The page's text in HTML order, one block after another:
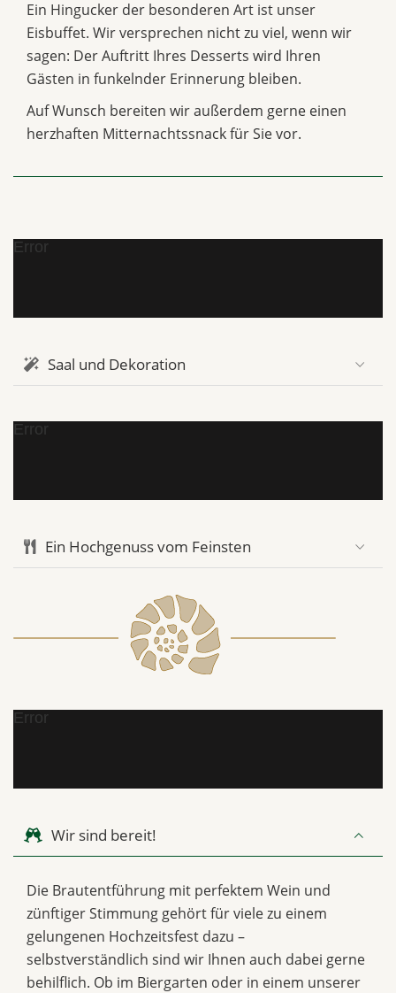
Ein Hingucker der besonderen Art ist unser
Eisbuffet. Wir versprechen nicht zu viel, wenn wir
sagen: Der Auftritt Ihres Desserts wird Ihren
Gästen in funkelnder Erinnerung bleiben.
Auf Wunsch bereiten wir außerdem gerne einen
herzhaften Mitternachtssnack für Sie vor.
Error
Saal und Dekoration
Error
Ein Hochgenuss vom Feinsten
Error
Wir sind bereit!
Die Brautentführung mit perfektem Wein und
zünftiger Stimmung gehört für viele zu einem
gelungenen Hochzeitsfest dazu –
selbstverständlich sind wir Ihnen auch dabei gerne
behilflich. Ob im Biergarten oder in einem unserer